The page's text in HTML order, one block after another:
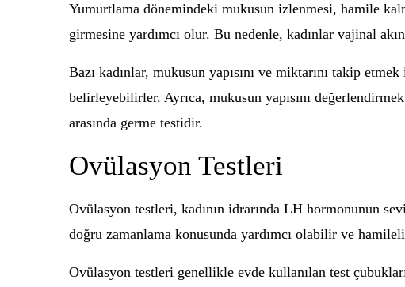
Yumurtlama dönemindeki mukusun izlenmesi, hamile
girmesine yardımcı olur. Bu nedenle, kadınlar vajinal
Bazı kadınlar, mukusun yapısını ve miktarını takip
belirleyebilirler. Ayrıca, mukusun yapısını
arasında germe testidir.
Ovülasyon Testleri
Ovülasyon testleri, kadının idrarında LH hormonunun
doğru zamanlama konusunda yardımcı olabilir ve
Ovülasyon testleri genellikle evde kullanılan test